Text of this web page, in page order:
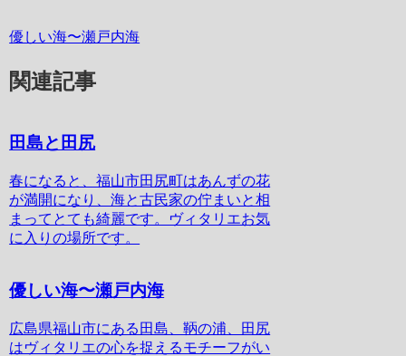
優しい海〜瀬戸内海
関連記事
田島と田尻
春になると、福山市田尻町はあんずの花
が満開になり、海と古民家の佇まいと相
まってとても綺麗です。ヴィタリエお気
に入りの場所です。
優しい海〜瀬戸内海
広島県福山市にある田島、鞆の浦、田尻
はヴィタリエの心を捉えるモチーフがい